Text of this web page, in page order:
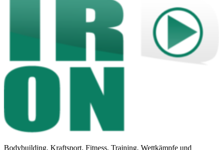
Bodybuilding, Kraftsport, Fitness, Training, Wettkämpfe und